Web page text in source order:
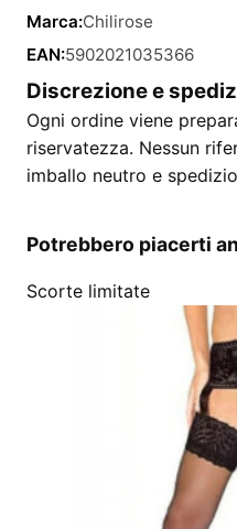
Marca:Chilirose
EAN:5902021035366
Discrezione e
Ogni ordine viene
riservatezza. Nessun
imballo neutro e
Potrebbero piacerti
Scorte limitate